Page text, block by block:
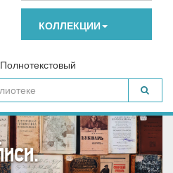
КОЛЛЕКЦИИ
Полнотекстовый